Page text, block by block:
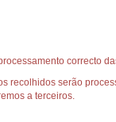
correcto
recolhidos serão
a terceiros.